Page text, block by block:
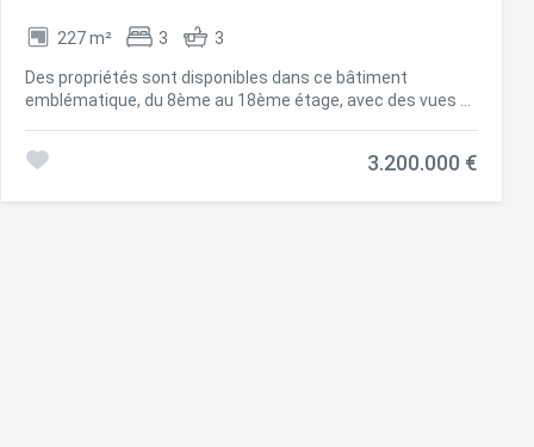
227 m² 3 3
Des propriétés sont disponibles dans ce bâtiment
emblématique, du 8ème au 18ème étage, avec des vues à
pour permettre une circulation fluide entre le salon, la
3.200.000 €